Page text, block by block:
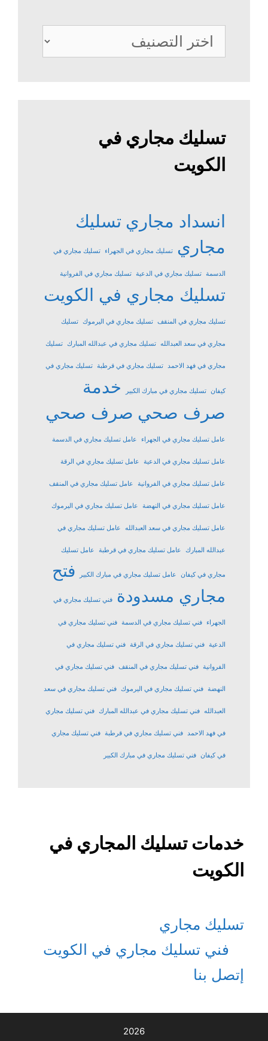
خدمات
الصرف
تسليك مجاري في
الكويت
انسداد مجاري تسليك
مجاري
تسليك مجاري في الجهراء تسليك مجاري في
الدسمة تسليك مجاري في الدعية تسليك مجاري في الفروانية
تسليك مجاري في الكويت
تسليك مجاري في المنقف تسليك مجاري في اليرموك تسليك
مجاري في سعد العبدالله تسليك مجاري في عبدالله المبارك تسليك
مجاري في فهد الاحمد تسليك مجاري في قرطبة تسليك مجاري في
كيفان تسليك مجاري في مبارك الكبير
خدمة
صرف صحي صرف صحي
عامل تسليك مجاري في الجهراء عامل تسليك مجاري في الدسمة
عامل تسليك مجاري في الدعية عامل تسليك مجاري في الرقة
عامل تسليك مجاري في الفروانية عامل تسليك مجاري في المنقف
عامل تسليك مجاري في النهضة عامل تسليك مجاري في اليرموك
عامل تسليك مجاري في سعد العبدالله عامل تسليك مجاري في
عبدالله المبارك عامل تسليك مجاري في قرطبة عامل تسليك
مجاري في كيفان عامل تسليك مجاري في مبارك الكبير
فتح
مجاري مسدودة
فني تسليك مجاري في
الجهراء فني تسليك مجاري في الدسمة فني تسليك مجاري في
الدعية فني تسليك مجاري في الرقة فني تسليك مجاري في
الفروانية فني تسليك مجاري في المنقف فني تسليك مجاري في
النهضة فني تسليك مجاري في اليرموك فني تسليك مجاري في سعد
العبدالله فني تسليك مجاري في عبدالله المبارك فني تسليك مجاري
في فهد الاحمد فني تسليك مجاري في قرطبة فني تسليك مجاري
في كيفان فني تسليك مجاري في مبارك الكبير
خدمات تسليك المجاري في
الكويت
تسليك مجاري
فني تسليك مجاري في الكويت
إتصل بنا
2026